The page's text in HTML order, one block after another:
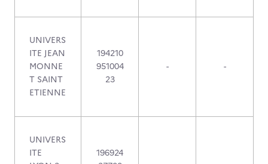
UNIVERS
ITE JEAN
MONNE
T SAINT
ETIENNE
194210
951004
23
- -
UNIVERS
ITE
196924